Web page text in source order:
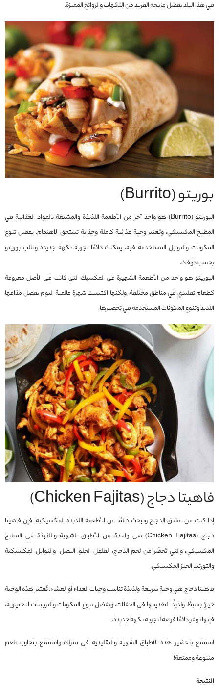
في هذا البلد بفضل مزيجه الفريد من النكهات والروائح المميزة.
بوريتو (Burrito)
البوريتو (Burrito) هو واحد آخر من الأطعمة اللذيذة والمشبعة بالمواد الغذائية في
المطبخ المكسيكي، ويُعتبر وجبة غذائية كاملة وجذابة تستحق الاهتمام. بفضل تنوع
المكونات والتوابل المستخدمة فيه، يمكنك دائمًا تجربة نكهة جديدة وطلب بوريتو
بحسب ذوقك.
البوريتو هو واحد من الأطعمة الشهيرة في المكسيك التي كانت في الأصل معروفة
كطعام تقليدي في مناطق مختلفة، ولكنها اكتسبت شهرة عالمية اليوم بفضل مذاقها
اللذيذ وتنوع المكونات المستخدمة في تحضيرها.
فاهيتا دجاج (Chicken Fajitas)
إذا كنت من عشاق الدجاج وتبحث دائمًا عن الأطعمة اللذيذة المكسيكية، فإن فاهيتا
دجاج (Chicken Fajitas) هي واحدة من الأطباق الشهية واللذيذة في المطبخ
المكسيكي، والتي تُحضّر من لحم الدجاج، الفلفل الحلو، البصل، والتوابل المكسيكية
والتورتيلا الخبز المكسيكي.
فاهيتا دجاج هي وجبة سريعة ولذيذة تناسب وجبات الغداء أو العشاء. تُعتبر هذه الوجبة
خيارًا بسيطًا ولذيذًا لتقديمها في الحفلات، وبفضل تنوع المكونات والتزيينات الاختيارية،
فإنها توفر دائمًا فرصة لتجربة نكهة جديدة.
استمتع بتحضير هذه الأطباق الشهية والتقليدية في منزلك واستمتع بتجارب طعم
متنوعة وممتعة!
النتيجة